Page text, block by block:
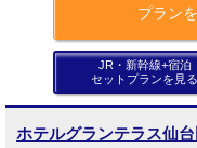
プラン
JR・新幹線+宿泊
セットプランを見る
ホテルグランテラス仙